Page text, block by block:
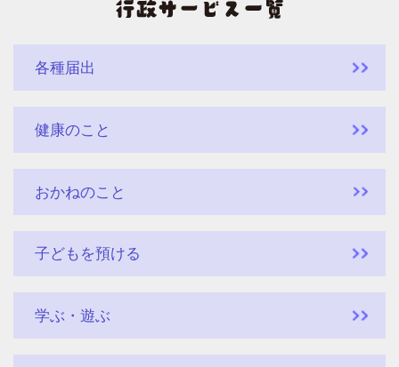
各種届出
健康のこと
おかねのこと
子どもを預ける
学ぶ・遊ぶ